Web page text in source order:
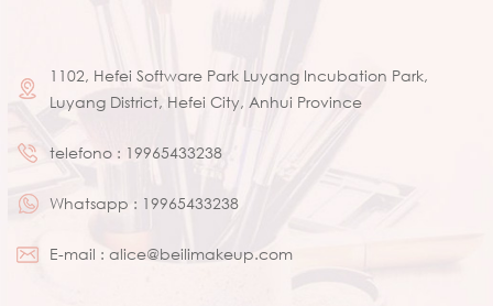
1102, Hefei Software Park Luyang Incubation Park,
Luyang District, Hefei City, Anhui Province
telefono : 19965433238
Whatsapp : 19965433238
E-mail : alice@beilimakeup.com